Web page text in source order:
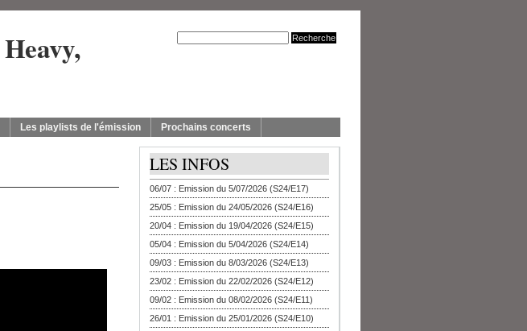
Les playlists de l'émission Prochains concerts
LES INFOS
06/07 : Emission du 5/07/2026 (S24/E17)
25/05 : Emission du 24/05/2026 (S24/E16)
20/04 : Emission du 19/04/2026 (S24/E15)
05/04 : Emission du 5/04/2026 (S24/E14)
09/03 : Emission du 8/03/2026 (S24/E13)
23/02 : Emission du 22/02/2026 (S24/E12)
09/02 : Emission du 08/02/2026 (S24/E11)
26/01 : Emission du 25/01/2026 (S24/E10)